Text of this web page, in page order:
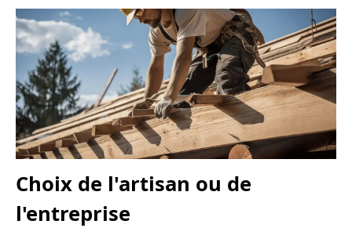
Choix de l'artisan ou de
l'entreprise